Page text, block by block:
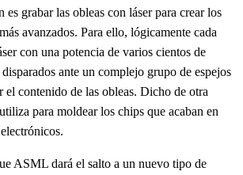
es grabar las obleas con láser para crear los
avanzados. Para ello, lógicamente cada
con una potencia de varios cientos de
ante un complejo grupo de espejos
el contenido de las obleas. Dicho de otra
para moldear los chips que acaban en
ASML dará el salto a un nuevo tipo de